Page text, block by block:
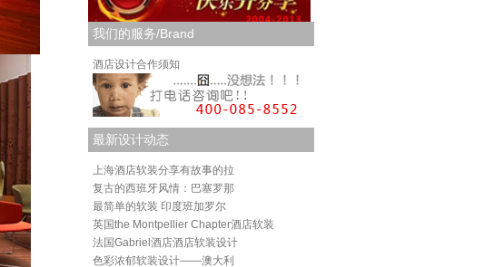
我们的服务/Brand
酒店设计合作须知
最新设计动态
上海酒店软装分享有故事的拉
复古的西班牙风情：巴塞罗那
最简单的软装 印度班加罗尔
英国the Montpellier Chapter酒店软装
法国Gabriel酒店酒店软装设计
色彩浓郁软装设计——澳大利